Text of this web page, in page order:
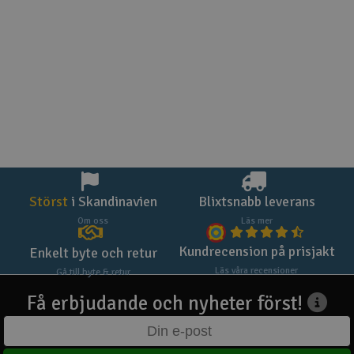
Störst i Skandinavien
Om oss
Blixtsnabb leverans
Läs mer
Enkelt byte och retur
Gå till byte & retur
Kundrecension på prisjakt
Läs våra recensioner
Få erbjudande och nyheter först!